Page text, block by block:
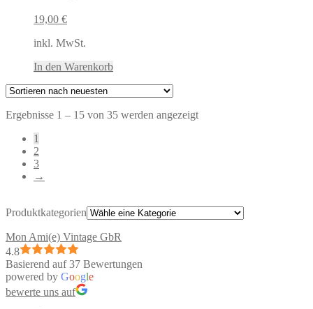
19,00 €
inkl. MwSt.
In den Warenkorb
Ergebnisse 1 – 15 von 35 werden angezeigtNach
1
2
3
→
Produktkategorien
Mon Ami(e) Vintage GbR
4.8
Basierend auf 37 Bewertungen
powered by Google
bewerte uns auf